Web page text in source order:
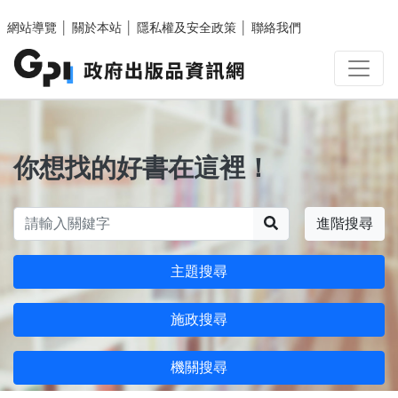
網站導覽
關於本站 隱私權及安全政策 聯絡我們
你想找的好書在這裡！
進階搜尋
主題搜尋
施政搜尋
機關搜尋